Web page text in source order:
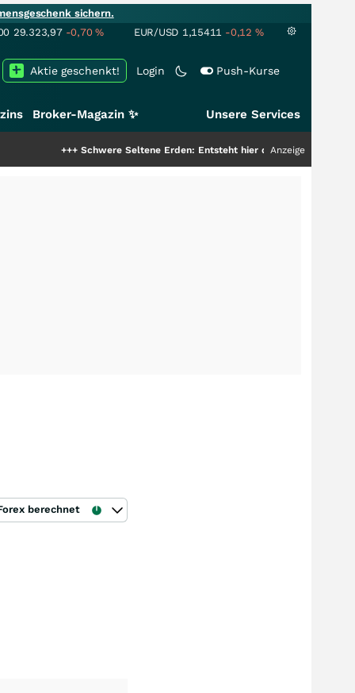
sichern.
29.323,97 -0,70% EUR/USD 1,15411 -0,12 %
Login Push-Kurse
Aktie geschenkt!
Broker-Magazin ✨ Unsere Services
Schwere Seltene Erden: Entsteht hier die nächste Milliardenstory?
Anzeige
berechnet